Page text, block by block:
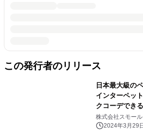
この発行者のリリース
日本最大級の
インターペッ
クコーデでき
ャツなど展示
株式会社スモー
2024年3月29